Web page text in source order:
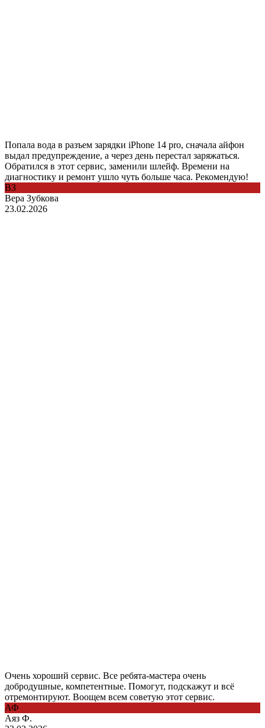
Попала вода в разъем зарядки iPhone 14 pro, сначала айфон
выдал предупреждение, а через день перестал заряжаться.
Обратился в этот сервис, заменили шлейф. Времени на
диагностику и ремонт ушло чуть больше часа. Рекомендую!
ВЗ
Вера Зубкова
23.02.2026
Очень хороший сервис. Все ребята-мастера очень
добродушные, компетентные. Помогут, подскажут и всё
отремонтируют. Воощем всем советую этот сервис.
АФ
Аяз Ф.